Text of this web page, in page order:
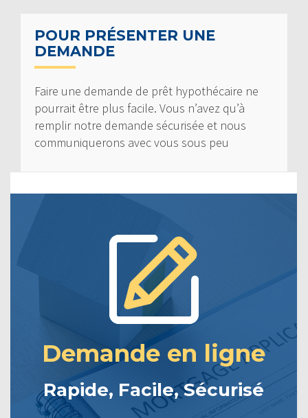
POUR PRÉSENTER UNE
DEMANDE
Faire une demande de prêt hypothécaire ne
pourrait être plus facile. Vous n’avez qu’à
remplir notre demande sécurisée et nous
communiquerons avec vous sous peu
Demande en ligne
Rapide, Facile, Sécurisé